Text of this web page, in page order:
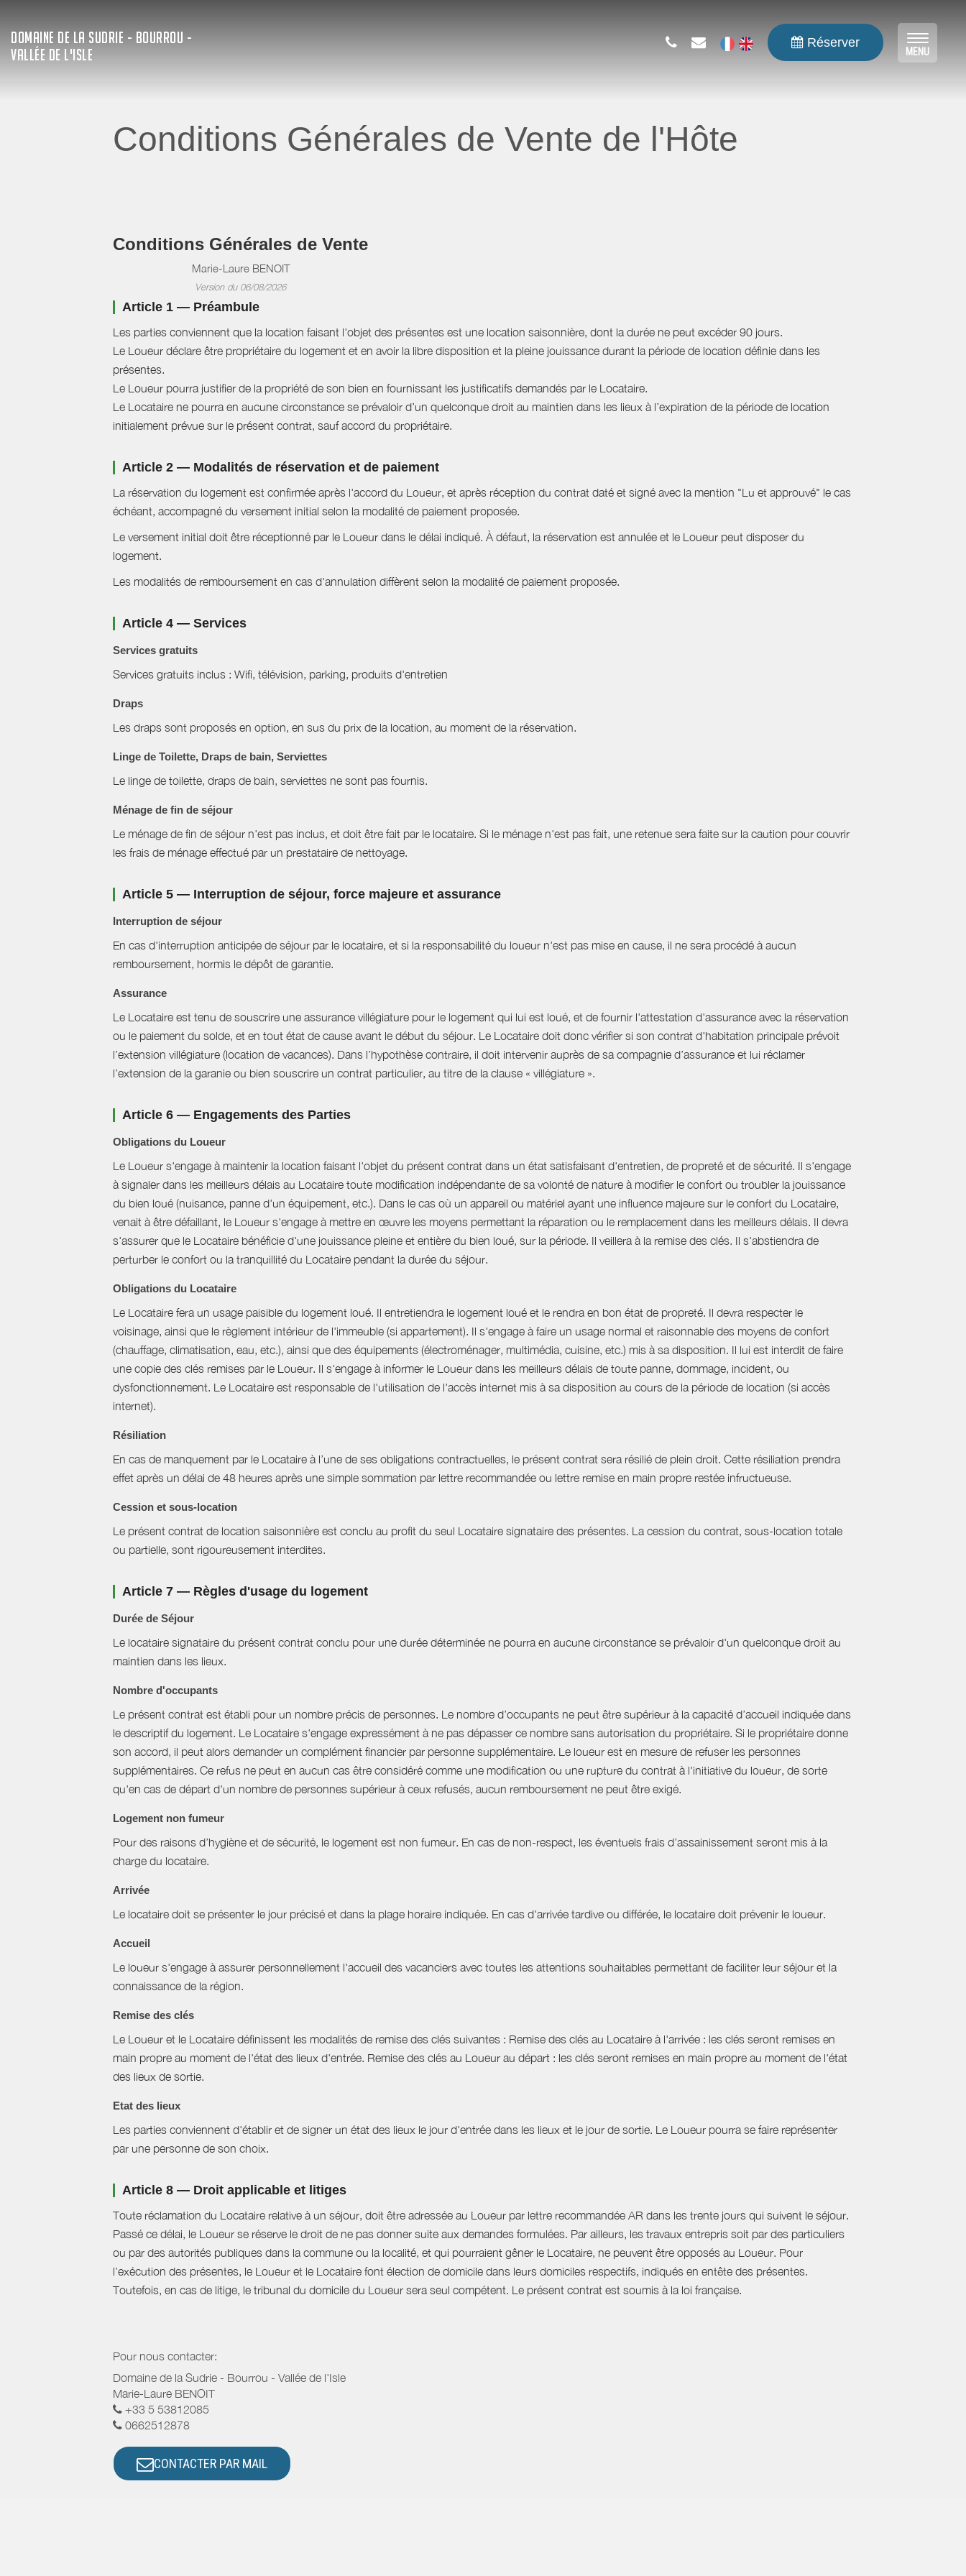
DOMAINE DE LA SUDRIE - BOURROU -
VALLÉE DE L'ISLE
Réserver
Toggle
MENU
Conditions Générales de Vente de l'Hôte
Conditions Générales de Vente
Marie-Laure BENOIT
Version du 06/08/2026
Article 1 — Préambule
Les parties conviennent que la location faisant l'objet des présentes est une location saisonnière, dont la durée ne peut excéder 90 jours.
Le Loueur déclare être propriétaire du logement et en avoir la libre disposition et la pleine jouissance durant la période de location définie dans les
présentes.
Le Loueur pourra justifier de la propriété de son bien en fournissant les justificatifs demandés par le Locataire.
Le Locataire ne pourra en aucune circonstance se prévaloir d’un quelconque droit au maintien dans les lieux à l’expiration de la période de location
initialement prévue sur le présent contrat, sauf accord du propriétaire.
Article 2 — Modalités de réservation et de paiement
La réservation du logement est confirmée après l'accord du Loueur, et après réception du contrat daté et signé avec la mention "Lu et approuvé" le cas
échéant, accompagné du versement initial selon la modalité de paiement proposée.
Le versement initial doit être réceptionné par le Loueur dans le délai indiqué. À défaut, la réservation est annulée et le Loueur peut disposer du
logement.
Les modalités de remboursement en cas d'annulation diffèrent selon la modalité de paiement proposée.
Article 4 — Services
Services gratuits
Services gratuits inclus : Wifi, télévision, parking, produits d'entretien
Draps
Les draps sont proposés en option, en sus du prix de la location, au moment de la réservation.
Linge de Toilette, Draps de bain, Serviettes
Le linge de toilette, draps de bain, serviettes ne sont pas fournis.
Ménage de fin de séjour
Le ménage de fin de séjour n'est pas inclus, et doit être fait par le locataire. Si le ménage n'est pas fait, une retenue sera faite sur la caution pour couvrir
les frais de ménage effectué par un prestataire de nettoyage.
Article 5 — Interruption de séjour, force majeure et assurance
Interruption de séjour
En cas d'interruption anticipée de séjour par le locataire, et si la responsabilité du loueur n'est pas mise en cause, il ne sera procédé à aucun
remboursement, hormis le dépôt de garantie.
Assurance
Le Locataire est tenu de souscrire une assurance villégiature pour le logement qui lui est loué, et de fournir l'attestation d'assurance avec la réservation
ou le paiement du solde, et en tout état de cause avant le début du séjour. Le Locataire doit donc vérifier si son contrat d'habitation principale prévoit
l’extension villégiature (location de vacances). Dans l’hypothèse contraire, il doit intervenir auprès de sa compagnie d’assurance et lui réclamer
l’extension de la garanie ou bien souscrire un contrat particulier, au titre de la clause « villégiature ».
Article 6 — Engagements des Parties
Obligations du Loueur
Le Loueur s'engage à maintenir la location faisant l'objet du présent contrat dans un état satisfaisant d'entretien, de propreté et de sécurité. Il s'engage
à signaler dans les meilleurs délais au Locataire toute modification indépendante de sa volonté de nature à modifier le confort ou troubler la jouissance
du bien loué (nuisance, panne d'un équipement, etc.). Dans le cas où un appareil ou matériel ayant une influence majeure sur le confort du Locataire,
venait à être défaillant, le Loueur s'engage à mettre en œuvre les moyens permettant la réparation ou le remplacement dans les meilleurs délais. Il devra
s'assurer que le Locataire bénéficie d'une jouissance pleine et entière du bien loué, sur la période. Il veillera à la remise des clés. Il s'abstiendra de
perturber le confort ou la tranquillité du Locataire pendant la durée du séjour.
Obligations du Locataire
Le Locataire fera un usage paisible du logement loué. Il entretiendra le logement loué et le rendra en bon état de propreté. Il devra respecter le
voisinage, ainsi que le règlement intérieur de l'immeuble (si appartement). Il s'engage à faire un usage normal et raisonnable des moyens de confort
(chauffage, climatisation, eau, etc.), ainsi que des équipements (électroménager, multimédia, cuisine, etc.) mis à sa disposition. Il lui est interdit de faire
une copie des clés remises par le Loueur. Il s'engage à informer le Loueur dans les meilleurs délais de toute panne, dommage, incident, ou
dysfonctionnement. Le Locataire est responsable de l'utilisation de l'accès internet mis à sa disposition au cours de la période de location (si accès
internet).
Résiliation
En cas de manquement par le Locataire à l’une de ses obligations contractuelles, le présent contrat sera résilié de plein droit. Cette résiliation prendra
effet après un délai de 48 heures après une simple sommation par lettre recommandée ou lettre remise en main propre restée infructueuse.
Cession et sous-location
Le présent contrat de location saisonnière est conclu au profit du seul Locataire signataire des présentes. La cession du contrat, sous-location totale
ou partielle, sont rigoureusement interdites.
Article 7 — Règles d'usage du logement
Durée de Séjour
Le locataire signataire du présent contrat conclu pour une durée déterminée ne pourra en aucune circonstance se prévaloir d'un quelconque droit au
maintien dans les lieux.
Nombre d'occupants
Le présent contrat est établi pour un nombre précis de personnes. Le nombre d’occupants ne peut être supérieur à la capacité d’accueil indiquée dans
le descriptif du logement. Le Locataire s'engage expressément à ne pas dépasser ce nombre sans autorisation du propriétaire. Si le propriétaire donne
son accord, il peut alors demander un complément financier par personne supplémentaire. Le loueur est en mesure de refuser les personnes
supplémentaires. Ce refus ne peut en aucun cas être considéré comme une modification ou une rupture du contrat à l'initiative du loueur, de sorte
qu'en cas de départ d'un nombre de personnes supérieur à ceux refusés, aucun remboursement ne peut être exigé.
Logement non fumeur
Pour des raisons d’hygiène et de sécurité, le logement est non fumeur. En cas de non-respect, les éventuels frais d’assainissement seront mis à la
charge du locataire.
Arrivée
Le locataire doit se présenter le jour précisé et dans la plage horaire indiquée. En cas d'arrivée tardive ou différée, le locataire doit prévenir le loueur.
Accueil
Le loueur s'engage à assurer personnellement l'accueil des vacanciers avec toutes les attentions souhaitables permettant de faciliter leur séjour et la
connaissance de la région.
Remise des clés
Le Loueur et le Locataire définissent les modalités de remise des clés suivantes : Remise des clés au Locataire à l'arrivée : les clés seront remises en
main propre au moment de l'état des lieux d'entrée. Remise des clés au Loueur au départ : les clés seront remises en main propre au moment de l'état
des lieux de sortie.
Etat des lieux
Les parties conviennent d'établir et de signer un état des lieux le jour d'entrée dans les lieux et le jour de sortie. Le Loueur pourra se faire représenter
par une personne de son choix.
Article 8 — Droit applicable et litiges
Toute réclamation du Locataire relative à un séjour, doit être adressée au Loueur par lettre recommandée AR dans les trente jours qui suivent le séjour.
Passé ce délai, le Loueur se réserve le droit de ne pas donner suite aux demandes formulées. Par ailleurs, les travaux entrepris soit par des particuliers
ou par des autorités publiques dans la commune ou la localité, et qui pourraient gêner le Locataire, ne peuvent être opposés au Loueur. Pour
l’exécution des présentes, le Loueur et le Locataire font élection de domicile dans leurs domiciles respectifs, indiqués en entête des présentes.
Toutefois, en cas de litige, le tribunal du domicile du Loueur sera seul compétent. Le présent contrat est soumis à la loi française.
Pour nous contacter:
Domaine de la Sudrie - Bourrou - Vallée de l'Isle
Marie-Laure BENOIT
+33 5 53812085
0662512878
CONTACTER PAR MAIL